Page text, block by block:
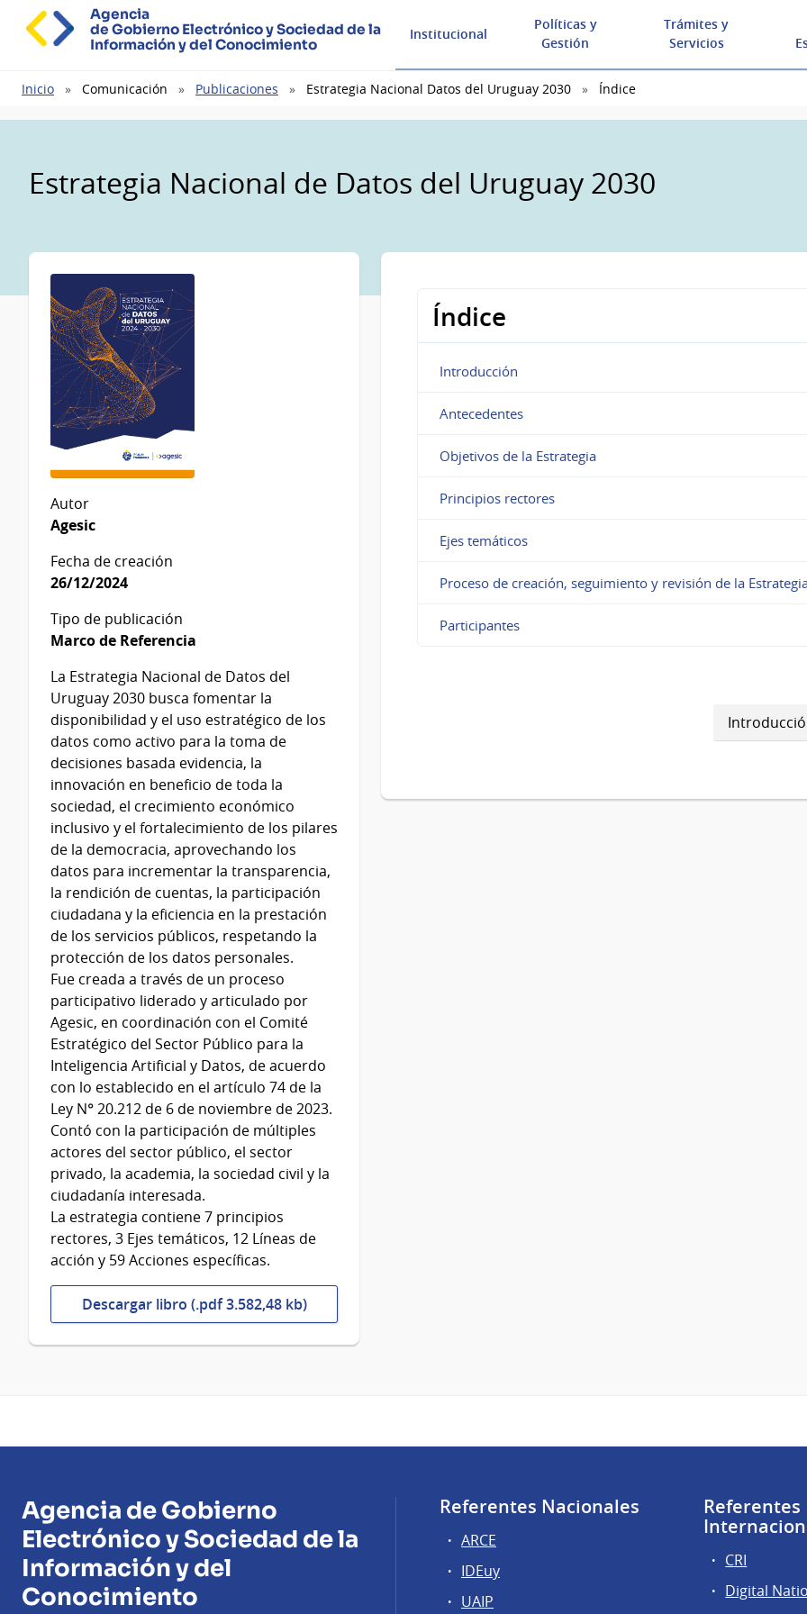
Agencia
de Gobierno Electrónico y Sociedad de la
Información y del Conocimiento
Institucional
Políticas y
Gestión
Trámites y
Servicios
Ruta
Inicio Comunicación Publicaciones Estrategia Nacional Datos del Uruguay 2030 Índice
Estrategia Nacional de Datos del Uruguay 2030
Autor
Agesic
Fecha de creación
26/12/2024
Tipo de publicación
Marco de Referencia
La Estrategia Nacional de Datos del
Uruguay 2030 busca fomentar la
disponibilidad y el uso estratégico de los
datos como activo para la toma de
decisiones basada evidencia, la
innovación en beneficio de toda la
sociedad, el crecimiento económico
inclusivo y el fortalecimiento de los pilares
de la democracia, aprovechando los
datos para incrementar la transparencia,
la rendición de cuentas, la participación
ciudadana y la eficiencia en la prestación
de los servicios públicos, respetando la
protección de los datos personales.
Fue creada a través de un proceso
participativo liderado y articulado por
Agesic, en coordinación con el Comité
Estratégico del Sector Público para la
Inteligencia Artificial y Datos, de acuerdo
con lo establecido en el artículo 74 de la
Ley N° 20.212 de 6 de noviembre de 2023.
Contó con la participación de múltiples
actores del sector público, el sector
privado, la academia, la sociedad civil y la
ciudadanía interesada.
La estrategia contiene 7 principios
rectores, 3 Ejes temáticos, 12 Líneas de
acción y 59 Acciones específicas.
Descargar libro (.pdf 3.582,48 kb)
Índice
Introducción
Antecedentes
Objetivos de la Estrategia
Principios rectores
Ejes temáticos
Proceso de creación, seguimiento y revisión de la
Participantes
Agencia de Gobierno
Electrónico y Sociedad de la
Información y del
Conocimiento
Referentes Nacionales
ARCE
IDEuy
UAIP
Referentes
CRI
Digital